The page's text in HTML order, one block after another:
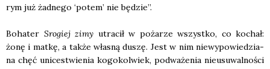
rym już żad­ne­go ‘potem’ nie będzie”.
Boha­ter Sro­giej zimy utra­cił w poża­rze wszyst­ko, co kochał:
żonę i mat­kę, a tak­że wła­sną duszę. Jest w nim nie­wy­po­wie­dzia­
na chęć uni­ce­stwie­nia kogo­kol­wiek, pod­wa­że­nia nie­usu­wal­no­ści